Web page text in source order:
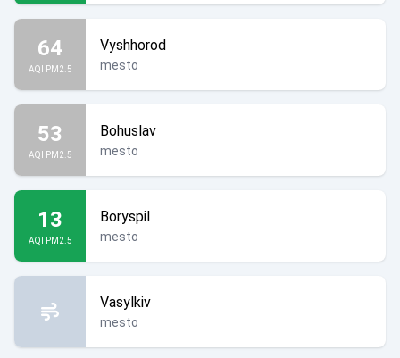
64
AQI PM2.5
Vyshhorod
mesto
53
AQI PM2.5
Bohuslav
mesto
13
AQI PM2.5
Boryspil
mesto
Vasylkiv
mesto